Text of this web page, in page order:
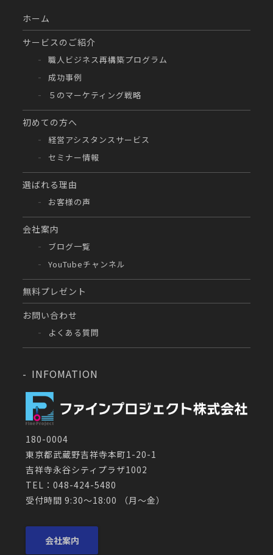
ホーム
サービスのご紹介
職人ビジネス再構築プログラム
成功事例
５のマーケティング戦略
初めての方へ
経営アシスタンスサービス
セミナー情報
選ばれる理由
お客様の声
会社案内
ブログ一覧
YouTubeチャンネル
無料プレゼント
お問い合わせ
よくある質問
INFOMATION
180-0004
東京都武蔵野吉祥寺本町1-20-1
吉祥寺永谷シティプラザ1002
TEL：048-424-5480
受付時間 9:30～18:00 （月〜金）
会社案内